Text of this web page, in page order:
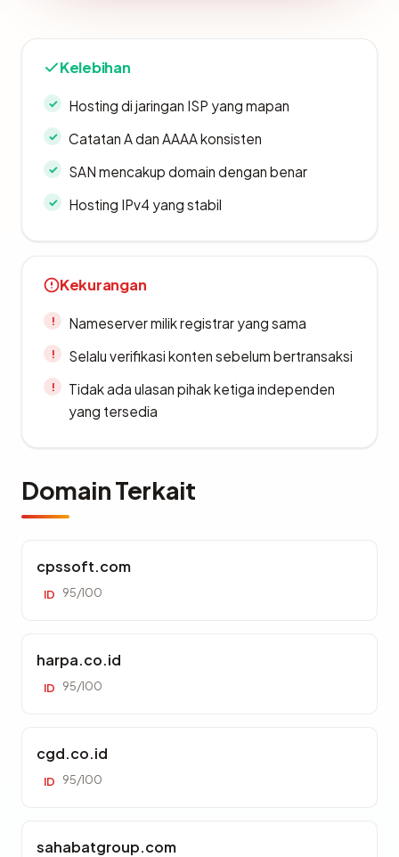
Kelebihan
Hosting di jaringan ISP yang mapan
Catatan A dan AAAA konsisten
SAN mencakup domain dengan benar
Hosting IPv4 yang stabil
Kekurangan
Nameserver milik registrar yang sama
Selalu verifikasi konten sebelum bertransaksi
Tidak ada ulasan pihak ketiga independen
yang tersedia
Domain Terkait
cpssoft.com
ID 95/100
harpa.co.id
ID 95/100
cgd.co.id
ID 95/100
sahabatgroup.com